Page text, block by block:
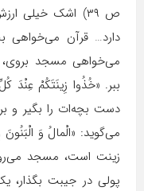
ص ۳۹) اشک خیلی
می‌خواهی مسجد
دست بچه‌ات را بگیر و
زینت است، مسجد
پولی در جیبت